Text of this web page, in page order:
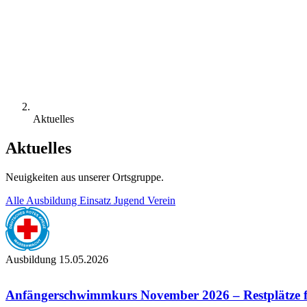
Aktuelles
Aktuelles
Neuigkeiten aus unserer Ortsgruppe.
Alle Ausbildung Einsatz Jugend Verein
Ausbildung 15.05.2026
Anfängerschwimmkurs November 2026 – Restplätze